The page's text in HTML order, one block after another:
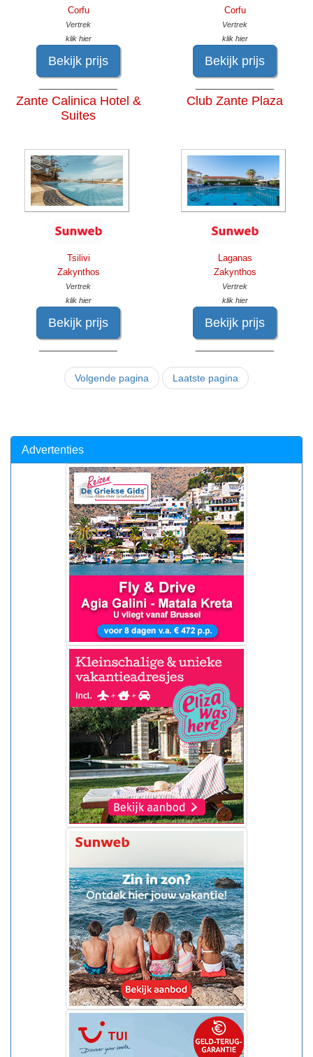
Corfu
Vertrek
klik hier
Bekijk prijs
Corfu
Vertrek
klik hier
Bekijk prijs
Zante Calinica Hotel &
Suites
Tsilivi
Zakynthos
Vertrek
klik hier
Bekijk prijs
Club Zante Plaza
Laganas
Zakynthos
Vertrek
klik hier
Bekijk prijs
Volgende pagina Laatste pagina
Advertenties